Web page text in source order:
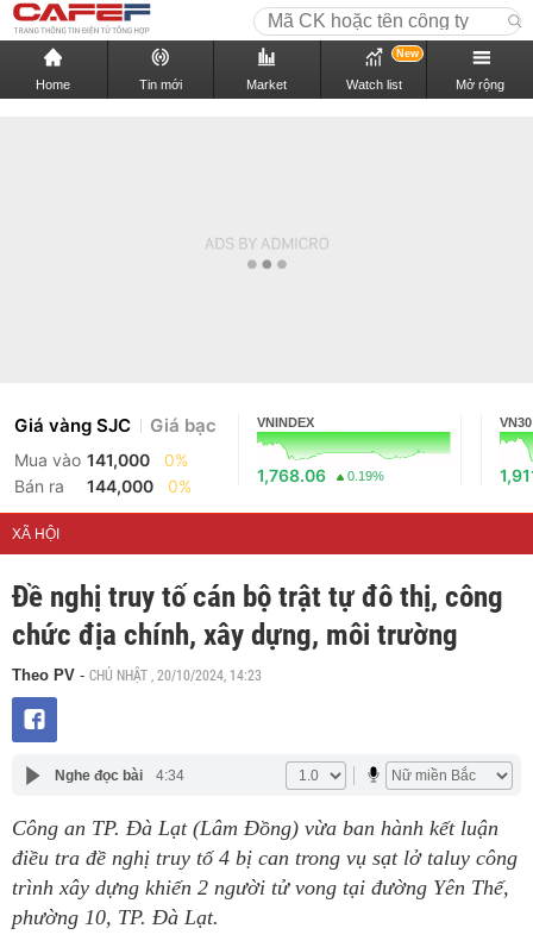
Home Tin mới Market Watch list
New
Mở rộng
Giá vàng SJC Giá bạc
Mua vào 141,000
0%
Bán ra
144,000 0%
VNINDEX
1,768.06 0.19%
VN30
XÃ HỘI
Đề nghị truy tố cán bộ trật tự đô thị, công
chức địa chính, xây dựng, môi trường
Theo PV - CHỦ NHẬT , 20/10/2024, 14:23
Nghe đọc bài 4:34
Công an TP. Đà Lạt (Lâm Đồng) vừa ban hành kết luận
điều tra đề nghị truy tố 4 bị can trong vụ sạt lở taluy công
trình xây dựng khiến 2 người tử vong tại đường Yên Thế,
phường 10, TP. Đà Lạt.